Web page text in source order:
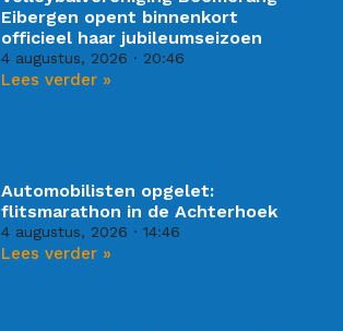
Eibergen opent binnenkort
officieel haar jubileumseizoen
4 augustus, 2026 20:46
Lees verder »
Automobilisten opgelet:
flitsmarathon in de Achterhoek
4 augustus, 2026 14:46
Lees verder »